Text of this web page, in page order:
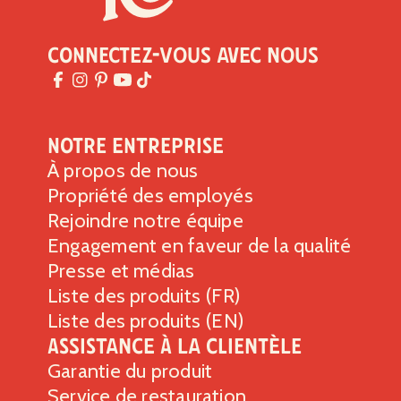
Sodium 90g
Fibres alimentaires 0g
Sucres totaux 2g
Protéines1g
Vitamine D 0mcg
Calcium 8mg
Fer 0mg
0%
Potassium 33mg
*Le % de la valeur quotidienne indique la quantité d’un
nutriment contenu dans une portion d’aliment qui contribue
à un régime alimentaire quotidien. Les conseils généraux
en matière de nutrition se fondent sur un apport de 2,000
calories par jour.
Notre entreprise
À propos de nous
Propriété des employés
Rejoindre notre équipe
Engagement en faveur de la qualité
Presse et médias
Liste des produits (FR)
Liste des produits (EN)
Assistance à la clientèle
Garantie du produit
Service de restauration
Connectez-vous avec nous